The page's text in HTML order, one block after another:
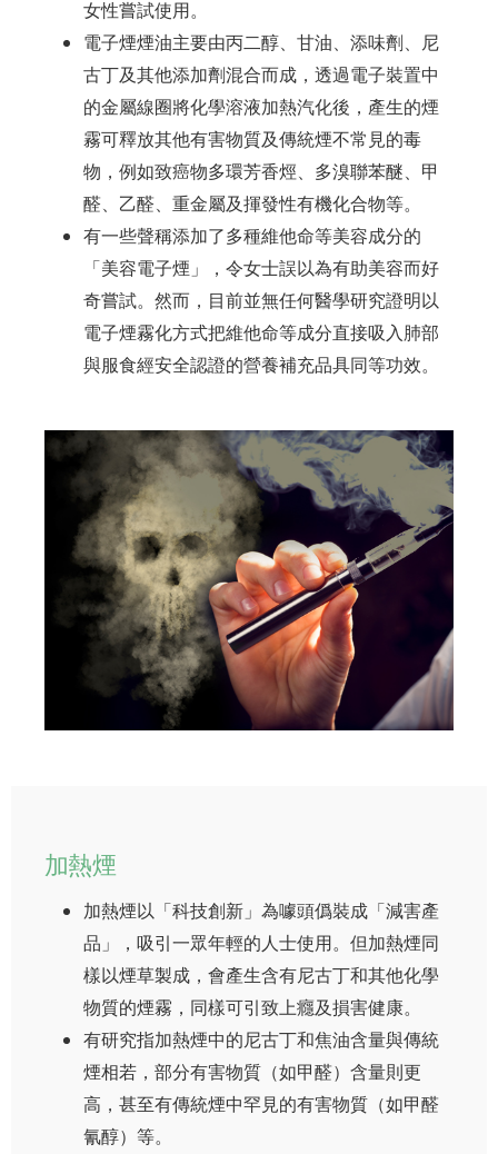
女性嘗試使用。
電子煙煙油主要由丙二醇、甘油、添味劑、尼
古丁及其他添加劑混合而成，透過電子裝置中
的金屬線圈將化學溶液加熱汽化後，產生的煙
霧可釋放其他有害物質及傳統煙不常見的毒
物，例如致癌物多環芳香烴、多溴聯苯醚、甲
醛、乙醛、重金屬及揮發性有機化合物等。
有一些聲稱添加了多種維他命等美容成分的
「美容電子煙」，令女士誤以為有助美容而好
奇嘗試。然而，目前並無任何醫學研究證明以
電子煙霧化方式把維他命等成分直接吸入肺部
與服食經安全認證的營養補充品具同等功效。
加熱煙
加熱煙以「科技創新」為噱頭僞裝成「減害產
品」，吸引一眾年輕的人士使用。但加熱煙同
樣以煙草製成，會產生含有尼古丁和其他化學
物質的煙霧，同樣可引致上癮及損害健康。
有研究指加熱煙中的尼古丁和焦油含量與傳統
煙相若，部分有害物質（如甲醛）含量則更
高，甚至有傳統煙中罕見的有害物質（如甲醛
氰醇）等。